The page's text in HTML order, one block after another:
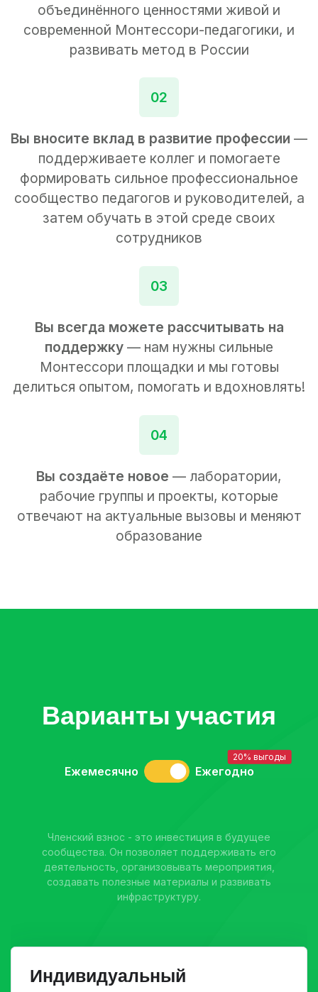
объединённого ценностями живой и
современной Монтессори-педагогики, и
развивать метод в России
02
Вы вносите вклад в развитие профессии —
поддерживаете коллег и помогаете
формировать сильное профессиональное
сообщество педагогов и руководителей, а
затем обучать в этой среде своих
сотрудников
03
Вы всегда можете рассчитывать на
поддержку — нам нужны сильные
Монтессори площадки и мы готовы
делиться опытом, помогать и вдохновлять!
04
Вы создаёте новое — лаборатории,
рабочие группы и проекты, которые
отвечают на актуальные вызовы и меняют
образование
Варианты участия
Ежемесячно Ежегодно
20% выгоды
Членский взнос - это инвестиция в будущее
сообщества. Он позволяет поддерживать его
деятельность, организовывать мероприятия,
создавать полезные материалы и развивать
инфраструктуру.
Индивидуальный